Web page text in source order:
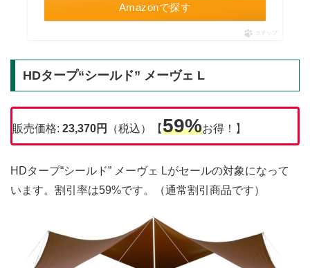
Amazonで探す
ポチップ
HDタープ“シールド” メーヴェ L
販売価格: 23,370円 （税込）【59%お得！】
HDタープ“シールド” メーヴェ Lがセールの対象になって
います。割引率は59%です。（通常割引商品です）